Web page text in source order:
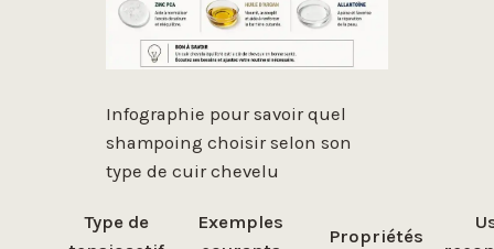
Infographie pour savoir quel
shampoing choisir selon son
type de cuir chevelu
Type de
Exemples
Propriétés